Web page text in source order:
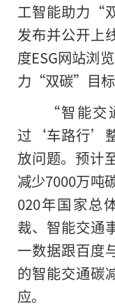
工智能助力“
发布并公开上
度ESG网站浏
力“双碳”目标
“智能交
过‘车路行’
放问题。预计
减少7000万吨
020年国家总
裁、智能交通
一数据跟百度
的智能交通碳
应。